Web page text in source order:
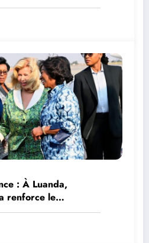
: À Luanda,
renforce le
la Côte d’Ivoire en